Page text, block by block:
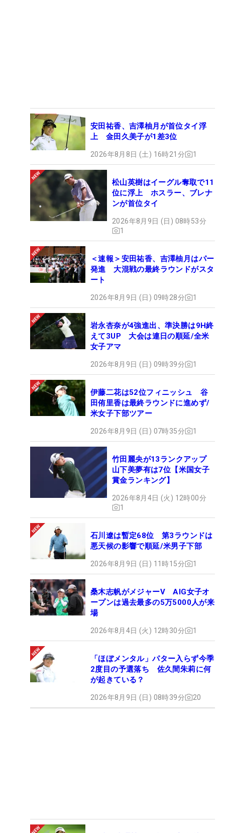
安田祐香、吉澤柚月が首位タイ浮
上 金田久美子が1差3位
2026年8月8日 (土) 16時21分 1
松山英樹はイーグル奪取で11
位に浮上 ホスラー、ブレナ
ンが首位タイ
2026年8月9日 (日) 08時53分
1
＜速報＞安田祐香、吉澤柚月はパー
発進 大混戦の最終ラウンドがスタ
ート
2026年8月9日 (日) 09時28分 1
岩永杏奈が4強進出、準決勝は9H終
えて3UP 大会は連日の順延/全米
女子アマ
2026年8月9日 (日) 09時39分 1
伊藤二花は52位フィニッシュ 谷
田侑里香は最終ラウンドに進めず/
米女子下部ツアー
2026年8月9日 (日) 07時35分 1
竹田麗央が13ランクアップ
山下美夢有は7位【米国女子
賞金ランキング】
2026年8月4日 (火) 12時00分
1
石川遼は暫定68位 第3ラウンドは
悪天候の影響で順延/米男子下部
2026年8月9日 (日) 11時15分 1
桑木志帆がメジャーV AIG女子オ
ープンは過去最多の5万5000人が来
場
2026年8月4日 (火) 12時30分 1
「ほぼメンタル」パター入らず今季
2度目の予選落ち 佐久間朱莉に何
が起きている？
2026年8月9日 (日) 08時39分 20